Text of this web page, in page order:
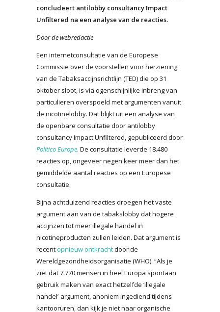
concludeert antilobby consultancy Impact
Unfiltered na een analyse van de reacties.
Door de webredactie
Een internetconsultatie van de Europese
Commissie over de voorstellen voor herziening
van de Tabaksaccijnsrichtlijn (TED) die op 31
oktober sloot, is via ogenschijnlijke inbreng van
particulieren overspoeld met argumenten vanuit
de nicotinelobby. Dat blijkt uit een analyse van
de openbare consultatie door antilobby
consultancy Impact Unfiltered, gepubliceerd door
Politico Europe. De consultatie leverde 18.480
reacties op, ongeveer negen keer meer dan het
gemiddelde aantal reacties op een Europese
consultatie.
Bijna achtduizend reacties droegen het vaste
argument aan van de tabakslobby dat hogere
accijnzen tot meer illegale handel in
nicotineproducten zullen leiden. Dat argument is
recentopnieuw ontkrachtdoor de
Wereldgezondheidsorganisatie (WHO). “Als je
ziet dat 7.770 mensen in heel Europa spontaan
gebruik maken van exact hetzelfde ‘illegale
handel’-argument, anoniem ingediend tijdens
kantooruren, dan kijk je niet naar organische